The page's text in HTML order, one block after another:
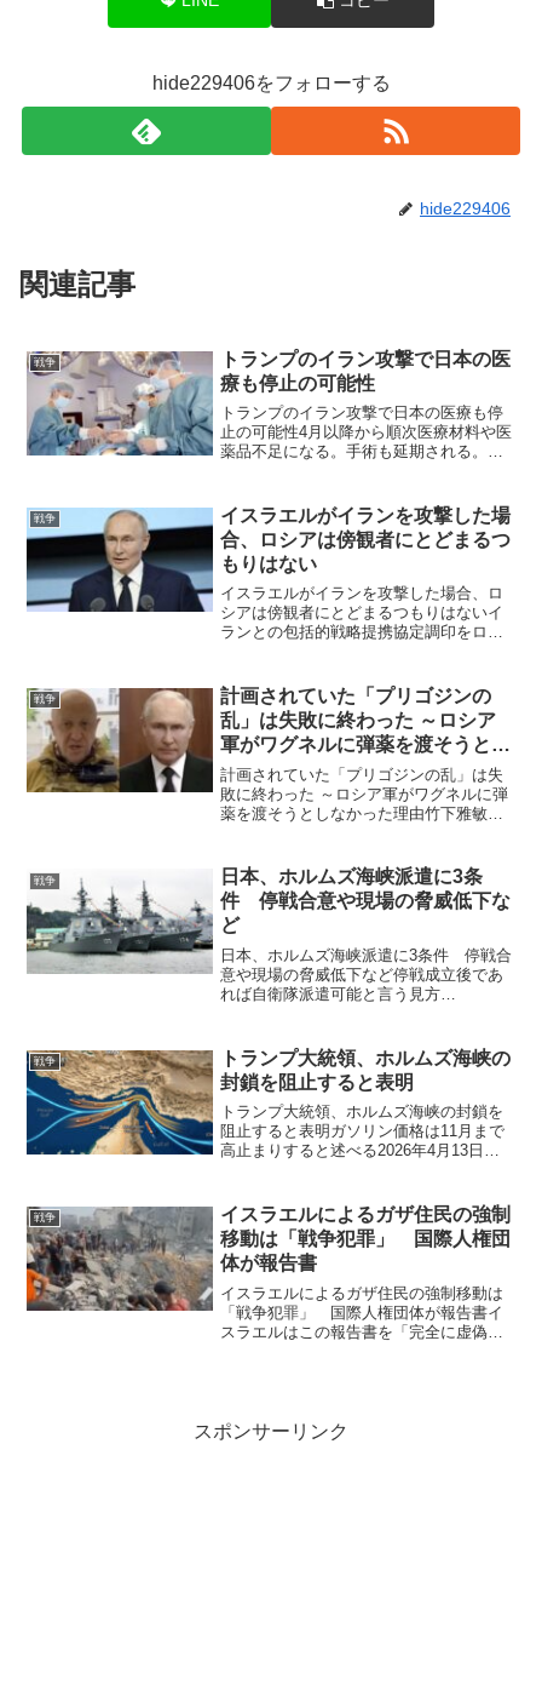
hide229406をフォローする
hide229406
関連記事
戦争
トランプのイラン攻撃で日本の医
療も停止の可能性
トランプのイラン攻撃で日本の医療も停
止の可能性4月以降から順次医療材料や医
薬品不足になる。手術も延期される。
ドした総合見立ては「恐ろしい精度で当
たって」いきます。 で...
戦争
イスラエルがイランを攻撃した場
合、ロシアは傍観者にとどまるつ
もりはない
イスラエルがイランを攻撃した場合、ロ
シアは傍観者にとどまるつもりはないイ
ランとの包括的戦略提携協定調印をロシ
「アメリカにはイスラエルの行動に愚か
なロ...
戦争
計画されていた「プリゴジンの
乱」は失敗に終わった ～ロシア
軍がワグネルに弾薬を渡そうとし
なかった理由
計画されていた「プリゴジンの乱」は失
敗に終わった ～ロシア軍がワグネルに弾
薬を渡そうとしなかった理由竹下雅敏氏
シェンコ大統領の仲介により合意に至
り、「武装クーデター」は...
戦争
日本、ホルムズ海峡派遣に3条
件 停戦合意や現場の脅威低下な
ど
日本、ホルムズ海峡派遣に3条件 停戦合
意や現場の脅威低下など停戦成立後であ
れば自衛隊派遣可能と言う見方
隊派遣を巡り、3条件を設けたことが分か
った。（1）米国とイランの停...
戦争
トランプ大統領、ホルムズ海峡の
封鎖を阻止すると表明
トランプ大統領、ホルムズ海峡の封鎖を
阻止すると表明ガソリン価格は11月まで
高止まりすると述べる2026年4月13日：
ナー氏、スティーブ・ウィトコフ氏らを
交えて行われた...
戦争
イスラエルによるガザ住民の強制
移動は「戦争犯罪」 国際人権団
体が報告書
イスラエルによるガザ住民の強制移動は
「戦争犯罪」 国際人権団体が報告書イ
スラエルはこの報告書を「完全に虚偽
スポンサーリンク